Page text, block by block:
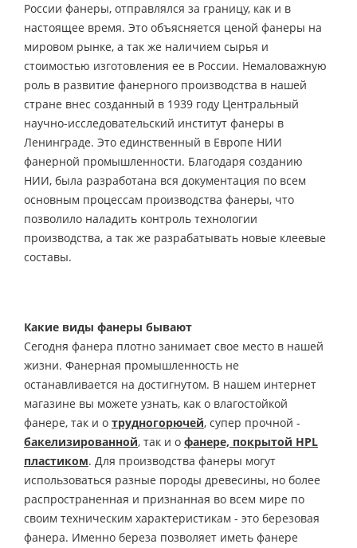
России фанеры, отправлялся за границу, как и в
настоящее время. Это объясняется ценой фанеры на
мировом рынке, а так же наличием сырья и
стоимостью изготовления ее в России. Немаловажную
роль в развитие фанерного производства в нашей
стране внес созданный в 1939 году Центральный
научно-исследовательский институт фанеры в
Ленинграде. Это единственный в Европе НИИ
фанерной промышленности. Благодаря созданию
НИИ, была разработана вся документация по всем
основным процессам производства фанеры, что
позволило наладить контроль технологии
производства, а так же разрабатывать новые клеевые
составы.
Какие виды фанеры бывают
Сегодня фанера плотно занимает свое место в нашей
жизни. Фанерная промышленность не
останавливается на достигнутом. В нашем интернет
магазине вы можете узнать, как о влагостойкой
фанере, так и о трудногорючей, супер прочной -
бакелизированной, так и о фанере, покрытой HPL
пластиком. Для производства фанеры могут
использоваться разные породы древесины, но более
распространенная и признанная во всем мире по
своим техническим характеристикам - это березовая
фанера. Именно береза позволяет иметь фанере